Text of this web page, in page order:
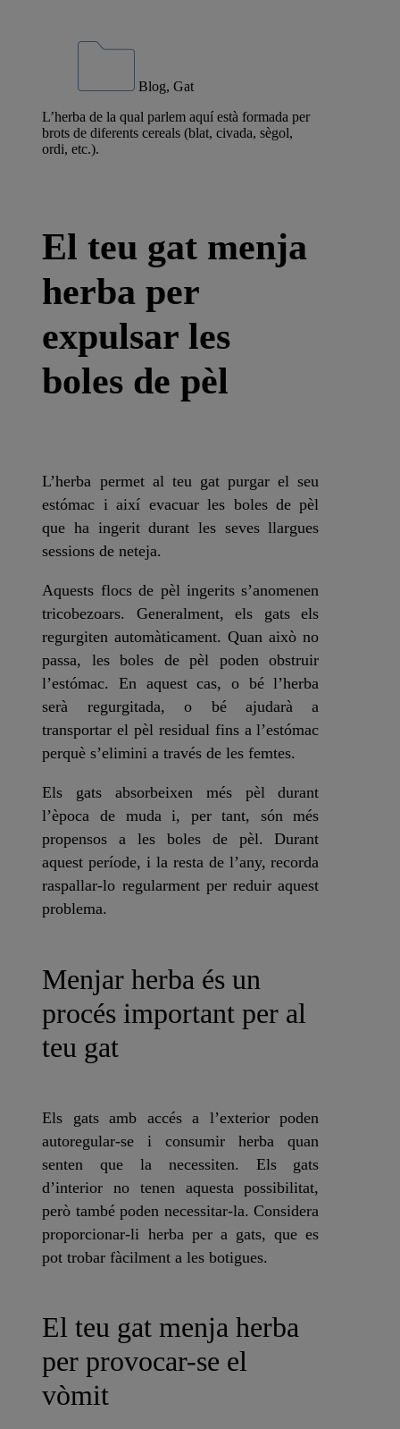
Blog, Gat
L’herba de la qual parlem aquí està formada per
brots de diferents cereals (blat, civada, sègol,
ordi, etc.).
El teu gat menja
herba per
expulsar les
boles de pèl
L’herba permet al teu gat purgar el seu
estómac i així evacuar les boles de pèl
que ha ingerit durant les seves llargues
sessions de neteja.
Aquests flocs de pèl ingerits s’anomenen
tricobezoars. Generalment, els gats els
regurgiten automàticament. Quan això no
passa, les boles de pèl poden obstruir
l’estómac. En aquest cas, o bé l’herba
serà regurgitada, o bé ajudarà a
transportar el pèl residual fins a l’estómac
perquè s’elimini a través de les femtes.
Els gats absorbeixen més pèl durant
l’època de muda i, per tant, són més
propensos a les boles de pèl. Durant
aquest període, i la resta de l’any, recorda
raspallar-lo regularment per reduir aquest
problema.
Menjar herba és un
procés important per al
teu gat
Els gats amb accés a l’exterior poden
autoregular-se i consumir herba quan
senten que la necessiten. Els gats
d’interior no tenen aquesta possibilitat,
però també poden necessitar-la. Considera
proporcionar-li herba per a gats, que es
pot trobar fàcilment a les botigues.
El teu gat menja herba
per provocar-se el
vòmit